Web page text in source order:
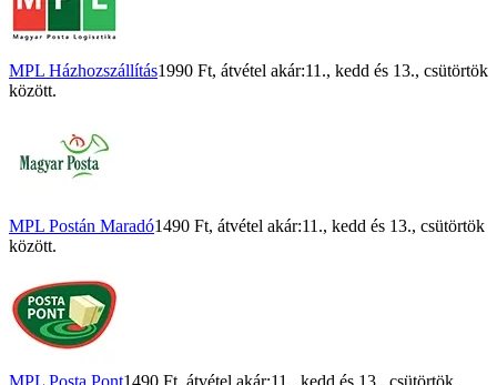
MPL Házhozszállítás1990 Ft, átvétel akár:11., kedd és 13., csütörtök
között.
MPL Postán Maradó1490 Ft, átvétel akár:11., kedd és 13., csütörtök
között.
MPL Posta Pont1490 Ft, átvétel akár:11., kedd és 13., csütörtök